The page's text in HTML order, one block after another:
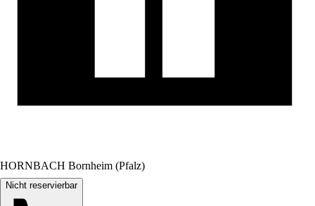
HORNBACH Bornheim (Pfalz)
Nicht reservierbar